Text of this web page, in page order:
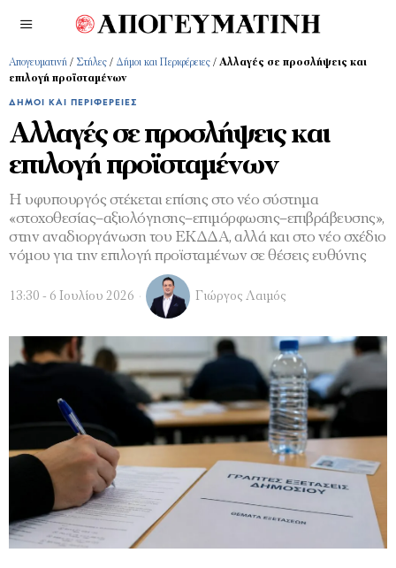
Απογευματινή / Στήλες / Δήμοι και Περιφέρειες / Αλλαγές σε προσλήψεις και
επιλογή προϊσταμένων
ΔΉΜΟΙ ΚΑΙ ΠΕΡΙΦΈΡΕΙΕΣ
Αλλαγές σε προσλήψεις και
επιλογή προϊσταμένων
Η υφυπουργός στέκεται επίσης στο νέο σύστημα
«στοχοθεσίας–αξιολόγησης–επιμόρφωσης–επιβράβευσης»,
στην αναδιοργάνωση του ΕΚΔΔΑ, αλλά και στο νέο σχέδιο
νόμου για την επιλογή προϊσταμένων σε θέσεις ευθύνης
13:30 - 6 Ιουλίου 2026 Γιώργος Λαιμός